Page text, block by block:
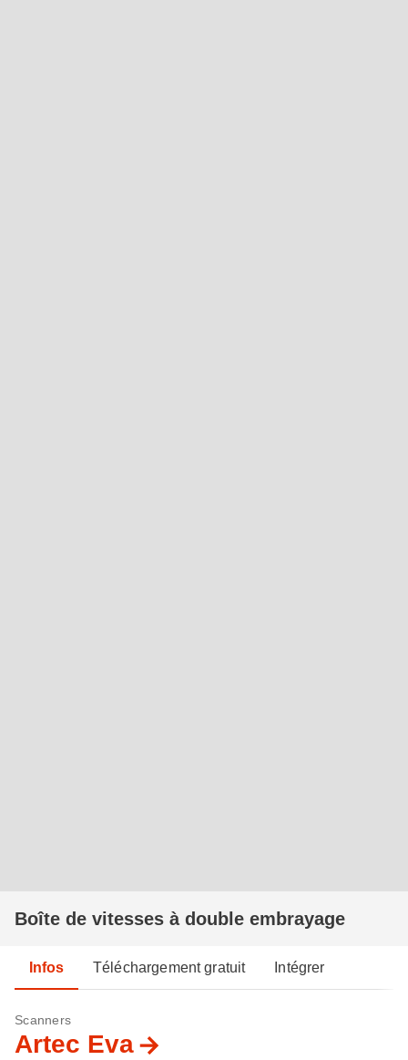
Boîte de vitesses à double embrayage
Infos Téléchargement gratuit Intégrer
Scanners
Artec Eva